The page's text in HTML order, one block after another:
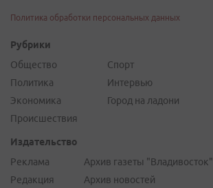
Политика обработки персональных данных
Рубрики
Общество
Политика
Экономика
Происшествия
Спорт
Интервью
Город на ладони
Издательство
Реклама
Редакция
Архив газеты "Владивосток"
Архив новостей